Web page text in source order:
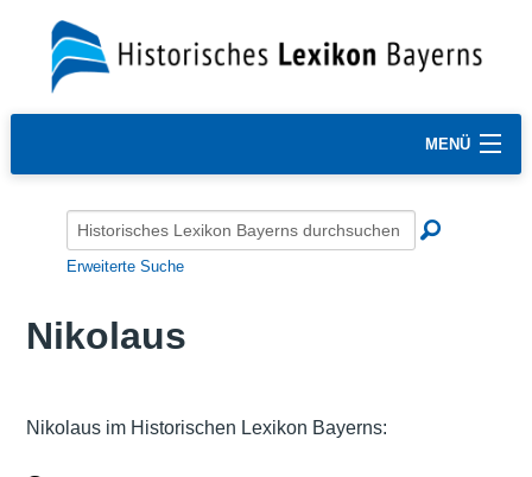
MENÜ
Erweiterte Suche
Nikolaus
Nikolaus im Historischen Lexikon Bayerns: